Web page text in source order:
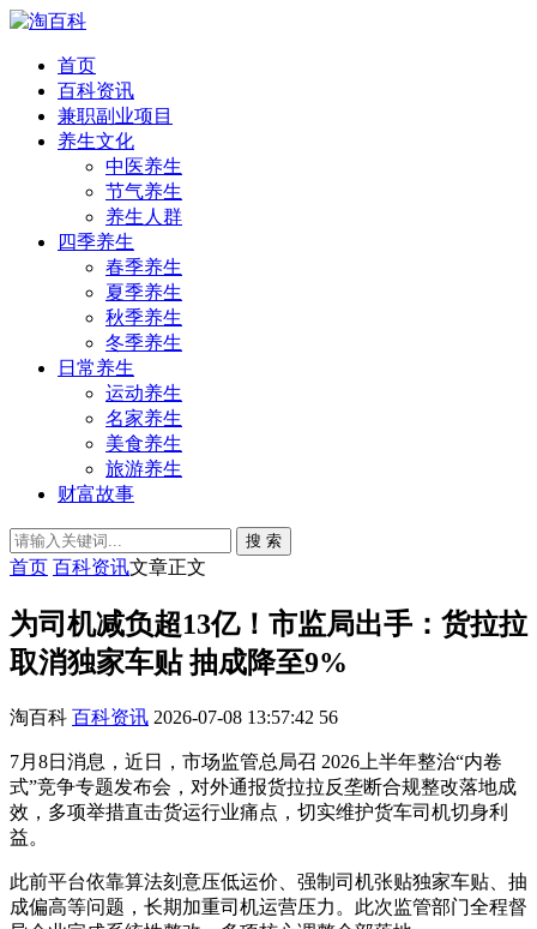
首页
百科资讯
兼职副业项目
养生文化
中医养生
节气养生
养生人群
四季养生
春季养生
夏季养生
秋季养生
冬季养生
日常养生
运动养生
名家养生
美食养生
旅游养生
财富故事
搜 索
首页 百科资讯文章正文
为司机减负超13亿！市监局出手：货拉拉
取消独家车贴 抽成降至9%
淘百科 百科资讯 2026-07-08 13:57:42 56
7月8日消息，近日，市场监管总局召 2026上半年整治“内卷
式”竞争专题发布会，对外通报货拉拉反垄断合规整改落地成
效，多项举措直击货运行业痛点，切实维护货车司机切身利
益。
此前平台依靠算法刻意压低运价、强制司机张贴独家车贴、抽
成偏高等问题，长期加重司机运营压力。此次监管部门全程督